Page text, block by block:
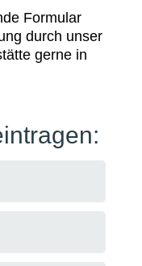
Formular
durch unser
gerne in